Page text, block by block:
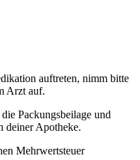
auftreten, nimm bitte
Arzt auf.
Packungsbeilage und
deiner Apotheke.
Mehrwertsteuer